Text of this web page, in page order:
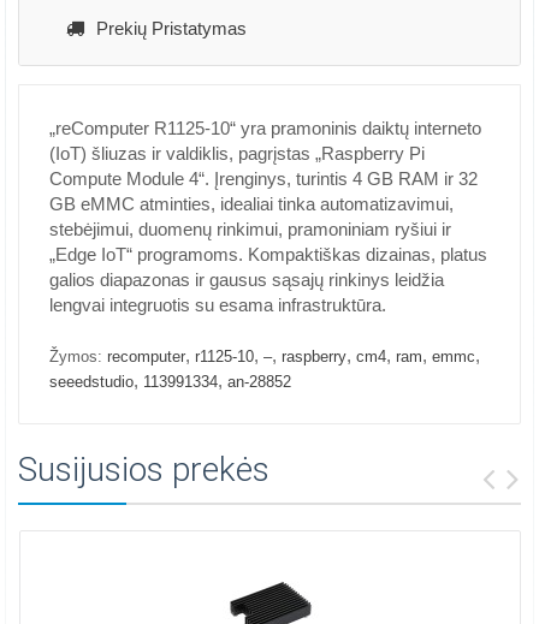
Prekių Pristatymas
„reComputer R1125-10“ yra pramoninis daiktų interneto
(IoT) šliuzas ir valdiklis, pagrįstas „Raspberry Pi
Compute Module 4“. Įrenginys, turintis 4 GB RAM ir 32
GB eMMC atminties, idealiai tinka automatizavimui,
stebėjimui, duomenų rinkimui, pramoniniam ryšiui ir
„Edge IoT“ programoms. Kompaktiškas dizainas, platus
galios diapazonas ir gausus sąsajų rinkinys leidžia
lengvai integruotis su esama infrastruktūra.
Žymos: recomputer, r1125-10, –, raspberry, cm4, ram, emmc,
seeedstudio, 113991334, an-28852
Susijusios prekės